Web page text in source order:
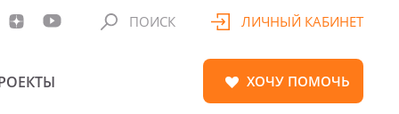
ПОИСК ЛИЧНЫЙ КАБИНЕТ
ХОЧУ ПОМОЧЬ